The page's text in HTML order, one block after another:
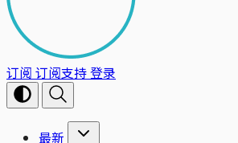
订阅 订阅支持登录
最新